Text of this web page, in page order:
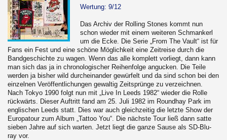
Wertung: 9/12
Das Archiv der Rolling Stones kommt nun
schon wieder mit einem weiteren Schmankerl
um die Ecke. Die Serie „From The Vault“ ist für
Fans ein Fest und eine schöne Möglichkeit eine Zeitreise durch die
Bandgeschichte zu wagen. Wenn das alle komplett vorliegt, dann kann
man sich das ja in chronologischer Reihenfolge angucken. Die Teile
werden ja bisher wild durcheinander gewürfelt und da sind schon bei den
einzelnen Veröffentlichungen gewaltig Zeitsprünge zu verzeichnen.
Nach Tokyo 1990 folgt nun mit „Live In Leeds 1982“ wieder die Rolle
rückwärts. Dieser Auftritt fand am 25. Juli 1982 im Roundhay Park im
englischen Leeds statt. Dies war auch gleichzeitig die letzte Show der
Europatour zum Album „Tattoo You“. Die nächste Tour ließ dann satte
sieben Jahre auf sich warten. Jetzt liegt die ganze Sause als SD-Blu-
ray vor.